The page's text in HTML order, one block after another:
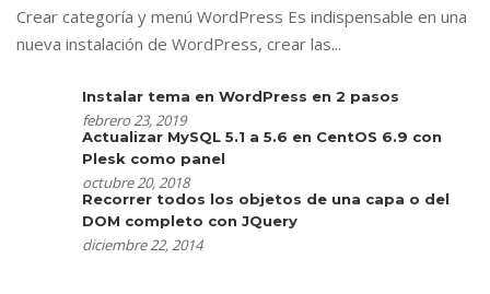
Crear categoría y menú WordPress Es indispensable en una
nueva instalación de WordPress, crear las...
Instalar tema en WordPress en 2 pasos
febrero 23, 2019
Actualizar MySQL 5.1 a 5.6 en CentOS 6.9 con
Plesk como panel
octubre 20, 2018
Recorrer todos los objetos de una capa o del
DOM completo con JQuery
diciembre 22, 2014